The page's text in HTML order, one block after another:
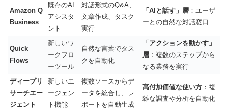
Amazon Q
Business
既存のAI
アシスタ
ント
対話形式のQ&A、
文章作成、タスク
実行
「AIと話す」層 ：ユーザ
ーとの自然な対話窓口
Quick
Flows
新しいワ
ークフロ
ーツール
自然な言葉でタス
クを自動化
「アクションを動かす」
層 ：複数のステップから
なる業務を実行
ディープリ
サーチエー
ジェント
新しいエ
ージェン
ト機能
複数ソースからデ
ータを統合し、レ
ポートを自動生成
高付加価値な使い方 ：複
雑な調査や分析を自動化